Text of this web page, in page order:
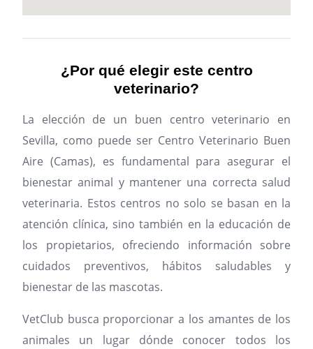
¿Por qué elegir este centro
veterinario?
La elección de un buen centro veterinario en
Sevilla, como puede ser Centro Veterinario Buen
Aire (Camas), es fundamental para asegurar el
bienestar animal y mantener una correcta salud
veterinaria. Estos centros no solo se basan en la
atención clínica, sino también en la educación de
los propietarios, ofreciendo información sobre
cuidados preventivos, hábitos saludables y
bienestar de las mascotas.
VetClub busca proporcionar a los amantes de los
animales un lugar dónde conocer todos los